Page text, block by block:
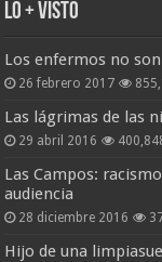
Lo + Visto
Los enfermos no
26 febrero 2017
Las lágrimas de las
29 abril 2016
Las Campos:
audiencia
28 diciembre 2016
Hijo de una